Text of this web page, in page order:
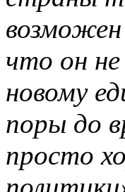
что он
новому
поры до
просто